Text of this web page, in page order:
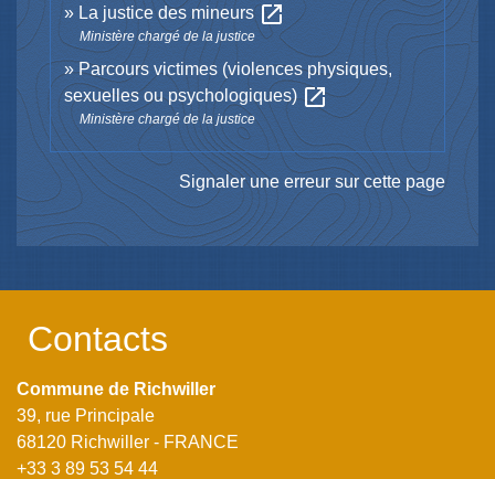
La justice des mineurs open_in_new
Ministère chargé de la justice
Parcours victimes (violences physiques,
sexuelles ou psychologiques)open_in_new
Ministère chargé de la justice
Signaler une erreur sur cette page
Contacts
Commune de Richwiller
39, rue Principale
68120 Richwiller - FRANCE
+33 3 89 53 54 44